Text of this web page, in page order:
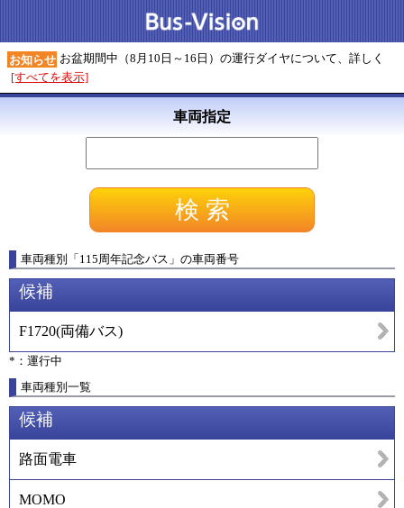
お知らせ お盆期間中（8月10日～16日）の運行ダイヤについて、詳しく
[すべてを表示]
車両指定
車両種別 「115周年記念バス 」 の車両番号
候補
F1720(両備バス)
*：運行中
車両種別一覧
候補
路面電車
MOMO